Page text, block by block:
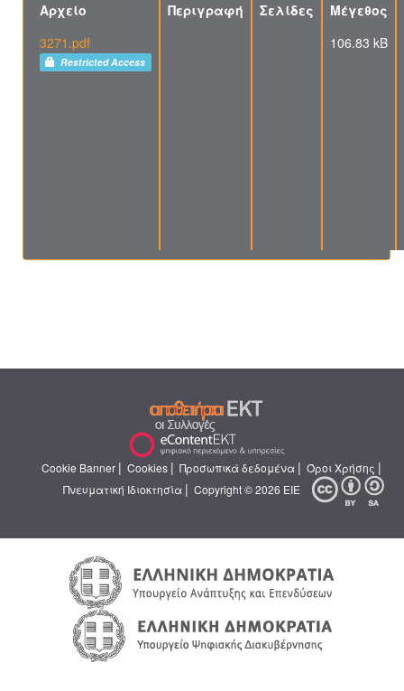
Αρχείο Περιγραφή Σελίδες
Μέγεθος
3271.pdf
Restricted Access
106.83 kB
Cookie Banner | Cookies | Προσωπικά δεδομένα | Όροι Χρήσης |
Πνευματική Ιδιοκτησία | Copyright © 2026 ΕΙΕ